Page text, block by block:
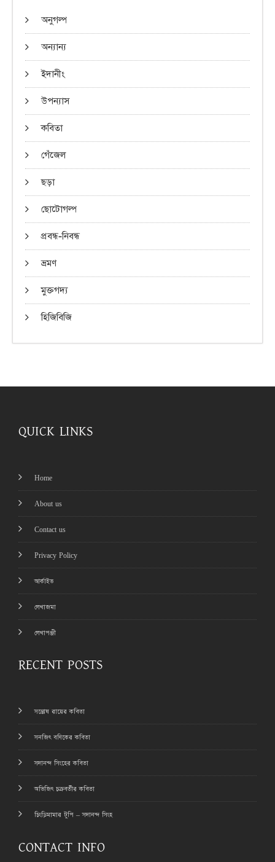
অনুগল্প
অন্যান্য
ইদানীং
উপন্যাস
কবিতা
গেঁজেল
ছড়া
ছোটোগল্প
প্রবন্ধ-নিবন্ধ
ভ্রমণ
মুক্তগদ্য
হিজিবিজি
QUICK LINKS
Home
About us
Contact us
Privacy Policy
আর্কাইভ
লেখাজমা
লেখাপঞ্জী
RECENT POSTS
সন্তোষ রায়ের কবিতা
সনজিৎ বণিকের কবিতা
সদানন্দ সিংহের কবিতা
অভিজিৎ চক্রবর্তীর কবিতা
চিংড়িমামার টুপি – সদানন্দ সিংহ
CONTACT INFO